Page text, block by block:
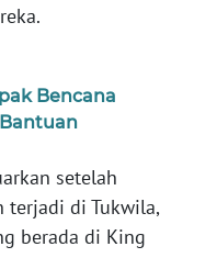
Bencana
setelah
terjadi di Tukwila,
berada di King